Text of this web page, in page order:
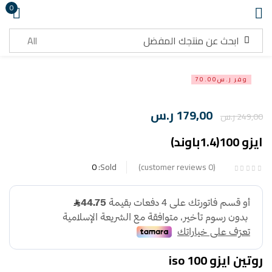
0
وفر ر.س70.00
249,00ر.س 179,00ر.س
ايزو 100(1.4باوند)
0
Sold:
0
روتين ايزو 100 iso
تسجيل دخول
تذكرني
تسجيل دخول
انشاء حساب